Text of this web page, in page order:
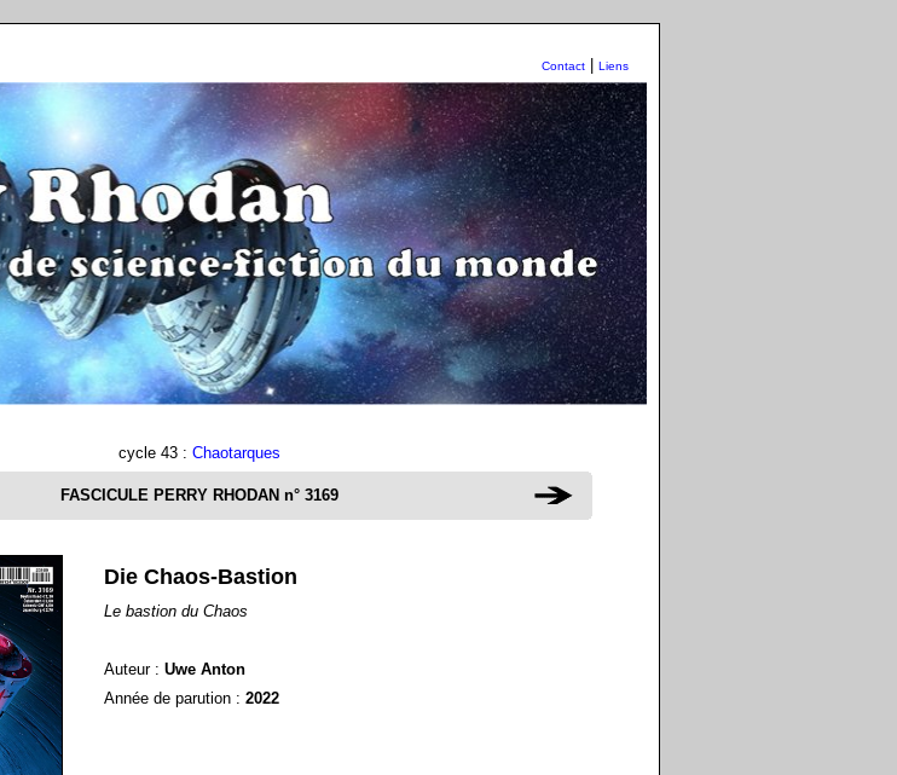
Contact Liens
cycle 43 : Chaotarques
FASCICULE PERRY RHODAN n° 3169
Die Chaos-Bastion
Le bastion du Chaos
Auteur : Uwe Anton
Année de parution : 2022